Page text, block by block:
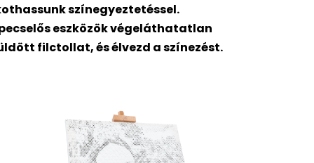
színegyeztetéssel.
eszközök végeláthatatlan
filctollat, és élvezd a színezést.